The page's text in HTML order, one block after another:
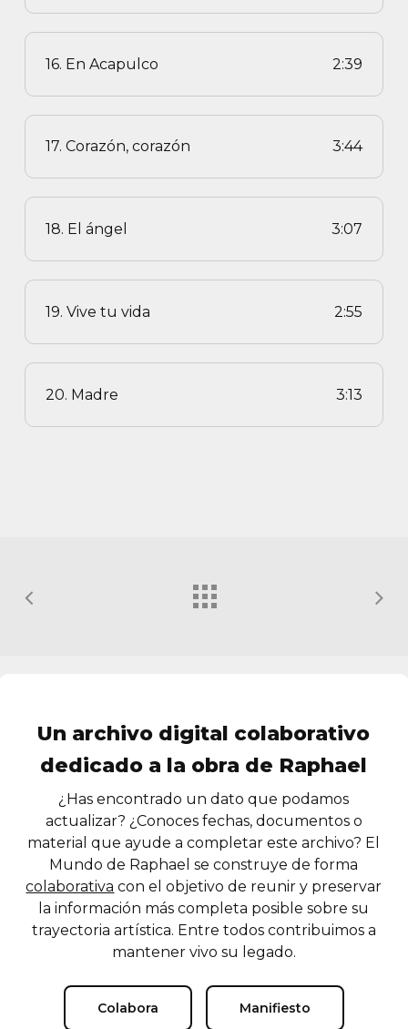
16. En Acapulco 2:39
17. Corazón, corazón 3:44
18. El ángel 3:07
19. Vive tu vida 2:55
20. Madre 3:13
Un archivo digital colaborativo
dedicado a la obra de Raphael
¿Has encontrado un dato que podamos
actualizar? ¿Conoces fechas, documentos o
material que ayude a completar este archivo? El
Mundo de Raphael se construye de forma
colaborativa con el objetivo de reunir y preservar
la información más completa posible sobre su
trayectoria artística. Entre todos contribuimos a
mantener vivo su legado.
Colabora Manifiesto